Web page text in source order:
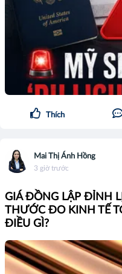
Thích
Mai Thị Ánh Hồng
3 giờ trước
GIÁ ĐỒNG LẬP ĐỈNH
THƯỚC ĐO KINH TẾ
ĐIỀU GÌ?